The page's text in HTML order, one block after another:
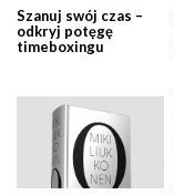
Szanuj swój czas –
odkryj potęgę
timeboxingu